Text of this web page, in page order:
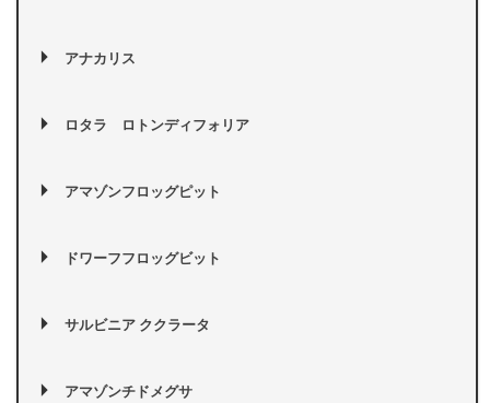
アナカリス
ロタラ ロトンディフォリア
アマゾンフロッグピット
ドワーフフロッグビット
サルビニア ククラータ
アマゾンチドメグサ